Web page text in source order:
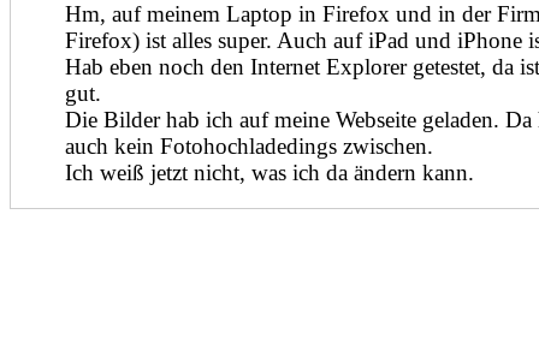
Hm, auf meinem Laptop in Firefox und in der
Firefox) ist alles super. Auch auf iPad und iPhone
Hab eben noch den Internet Explorer getestet, da
gut.
Die Bilder hab ich auf meine Webseite geladen. Da
auch kein Fotohochladedings zwischen.
Ich weiß jetzt nicht, was ich da ändern kann.